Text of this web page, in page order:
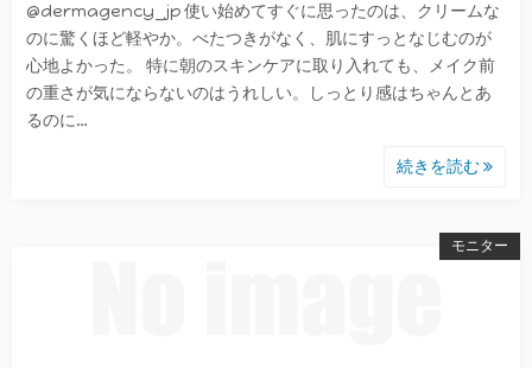
@dermagency_jp 使い始めてすぐに思ったのは、クリームな
のに驚くほど軽やか。べたつきがなく、肌にすっとなじむのが
心地よかった。 特に朝のスキンケアに取り入れても、メイク前
の重さが気にならないのはうれしい。しっとり感はちゃんとあ
るのに…
続きを読む
モニター